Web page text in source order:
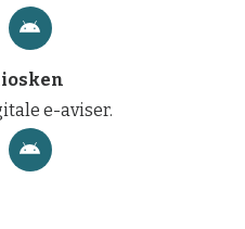
e-aviser.